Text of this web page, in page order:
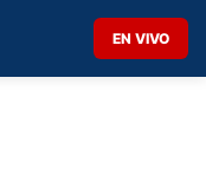
EN VIVO